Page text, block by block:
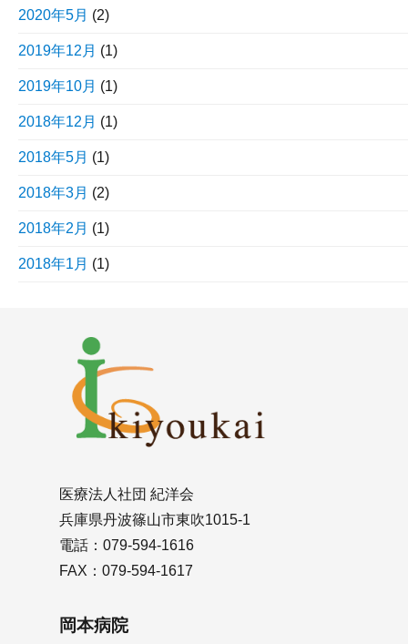
2020年5月 (2)
2019年12月 (1)
2019年10月 (1)
2018年12月 (1)
2018年5月 (1)
2018年3月 (2)
2018年2月 (1)
2018年1月 (1)
医療法人社団 紀洋会
兵庫県丹波篠山市東吹1015-1
電話：079-594-1616
FAX：079-594-1617
岡本病院